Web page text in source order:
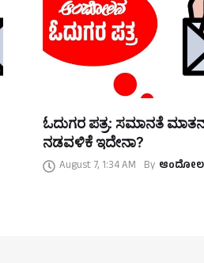
ಓದುಗರ ಪತ್ರ: ಸಮಾನತೆ
ನಡವಳಿಕೆ ಇದೇನಾ?
August 7, 1:34 AM By